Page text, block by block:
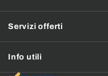
Servizi offerti
Info utili